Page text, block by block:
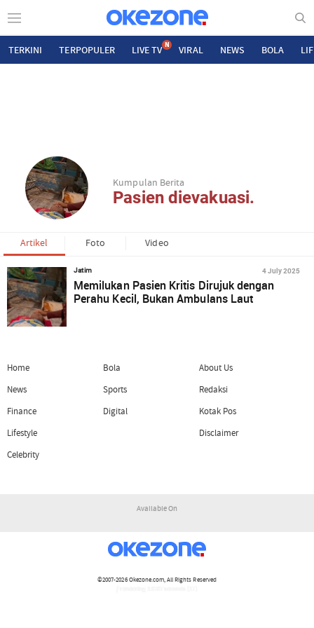
TERKINI TERPOPULER LIVE TV N VIRAL NEWS BOLA
Kumpulan Berita
Pasien dievakuasi.
Artikel Foto Video
Jatim 4 July 2025
Memilukan Pasien Kritis Dirujuk dengan
Perahu Kecil, Bukan Ambulans Laut
Home
News
Finance
Lifestyle
Celebrity
Bola
Sports
Digital
About Us
Redaksi
Kotak Pos
Disclaimer
Available On
©2007-2026Okezone.com, All Rights Reserved